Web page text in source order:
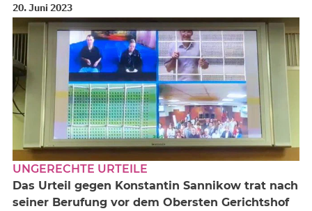
20. Juni 2023
UNGERECHTE URTEILE
Das Urteil gegen Konstantin Sannikow trat nach
seiner Berufung vor dem Obersten Gerichtshof